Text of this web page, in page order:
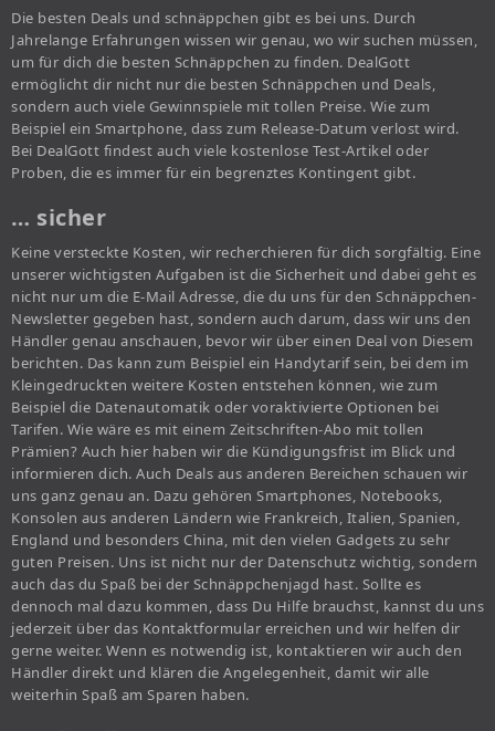
Die besten Deals und schnäppchen gibt es bei uns. Durch
Jahrelange Erfahrungen wissen wir genau, wo wir suchen müssen,
um für dich die besten Schnäppchen zu finden. DealGott
ermöglicht dir nicht nur die besten Schnäppchen und Deals,
sondern auch viele Gewinnspiele mit tollen Preise. Wie zum
Beispiel ein Smartphone, dass zum Release-Datum verlost wird.
Bei DealGott findest auch viele kostenlose Test-Artikel oder
Proben, die es immer für ein begrenztes Kontingent gibt.
… sicher
Keine versteckte Kosten, wir recherchieren für dich sorgfältig. Eine
unserer wichtigsten Aufgaben ist die Sicherheit und dabei geht es
nicht nur um die E-Mail Adresse, die du uns für den Schnäppchen-
Newsletter gegeben hast, sondern auch darum, dass wir uns den
Händler genau anschauen, bevor wir über einen Deal von Diesem
berichten. Das kann zum Beispiel ein Handytarif sein, bei dem im
Kleingedruckten weitere Kosten entstehen können, wie zum
Beispiel die Datenautomatik oder voraktivierte Optionen bei
Tarifen. Wie wäre es mit einem Zeitschriften-Abo mit tollen
Prämien? Auch hier haben wir die Kündigungsfrist im Blick und
informieren dich. Auch Deals aus anderen Bereichen schauen wir
uns ganz genau an. Dazu gehören Smartphones, Notebooks,
Konsolen aus anderen Ländern wie Frankreich, Italien, Spanien,
England und besonders China, mit den vielen Gadgets zu sehr
guten Preisen. Uns ist nicht nur der Datenschutz wichtig, sondern
auch das du Spaß bei der Schnäppchenjagd hast. Sollte es
dennoch mal dazu kommen, dass Du Hilfe brauchst, kannst du uns
jederzeit über das Kontaktformular erreichen und wir helfen dir
gerne weiter. Wenn es notwendig ist, kontaktieren wir auch den
Händler direkt und klären die Angelegenheit, damit wir alle
weiterhin Spaß am Sparen haben.